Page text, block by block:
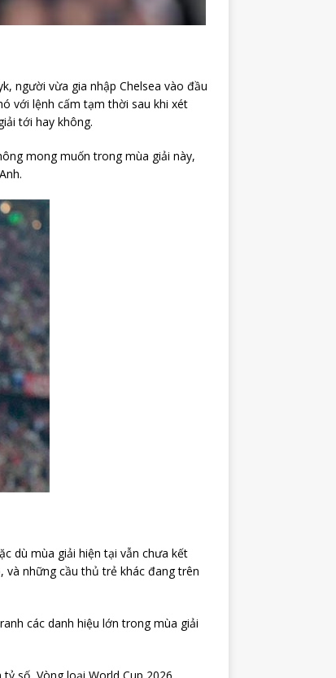
người vừa gia nhập Chelsea vào đầu
với lệnh cấm tạm thời sau khi xét
tới hay không.
mong muốn trong mùa giải này,
dù mùa giải hiện tại vẫn chưa kết
và những cầu thủ trẻ khác đang trên
các danh hiệu lớn trong mùa giải